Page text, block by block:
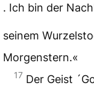
. Ich bin der
seinem
Morgenstern.«
17 Der Geist